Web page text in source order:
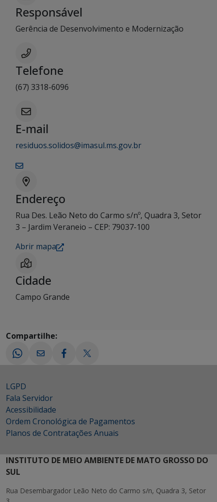
Responsável
Gerência de Desenvolvimento e Modernização
Telefone
(67) 3318-6096
E-mail
residuos.solidos@imasul.ms.gov.br
Endereço
Rua Des. Leão Neto do Carmo s/nº, Quadra 3, Setor
3 – Jardim Veraneio – CEP: 79037-100
Abrir mapa
Cidade
Campo Grande
Compartilhe:
LGPD
Fala Servidor
Acessibilidade
Ordem Cronológica de Pagamentos
Planos de Contratações Anuais
INSTITUTO DE MEIO AMBIENTE DE MATO GROSSO DO
SUL
Rua Desembargador Leão Neto do Carmo s/n, Quadra 3, Setor